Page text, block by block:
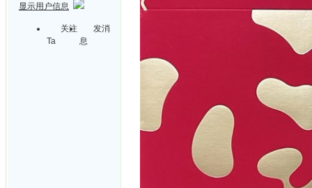
显示用户信息
关注
Ta
发消
息